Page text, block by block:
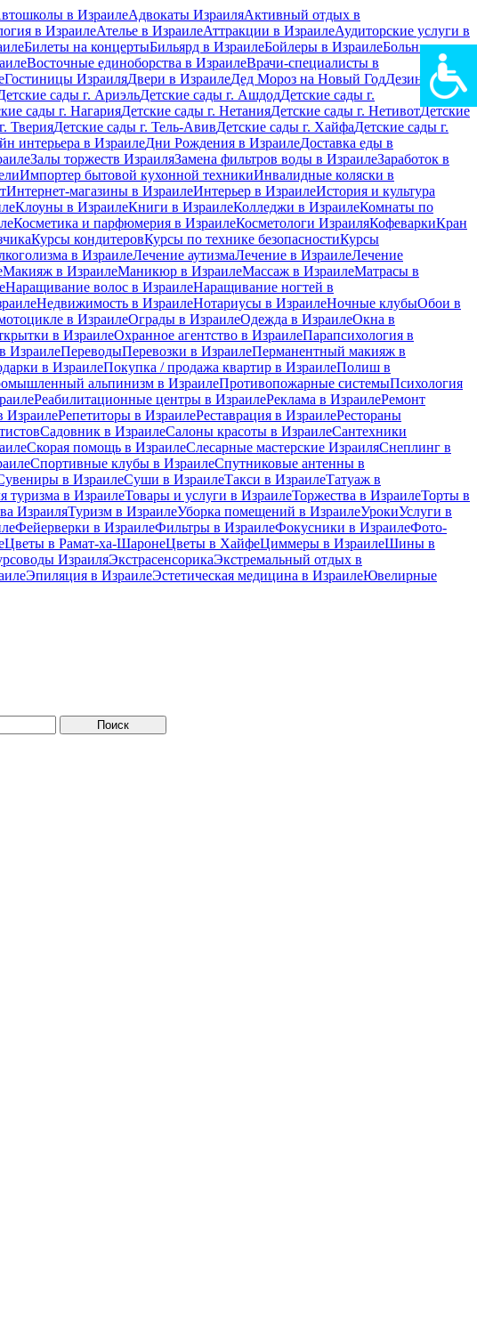
в ИзраилеАдвокаты ИзраиляАктивный отдых в
в ИзраилеАтелье в ИзраилеАттракции в ИзраилеАудиторские услуги в
Билеты на концертыБильярд в ИзраилеБойлеры в ИзраилеБольницы в
Восточные единоборства в ИзраилеВрачи-специалисты в
Гостиницы ИзраиляДвери в ИзраилеДед Мороз на Новый ГодДезинфекция
сады г. АриэльДетские сады г. АшдодДетские сады г.
сады г. НагарияДетские сады г. НетанияДетские сады г. НетивотДетские
ТверияДетские сады г. Тель-АвивДетские сады г. ХайфаДетские сады г.
интерьера в ИзраилеДни Рождения в ИзраилеДоставка еды в
Залы торжеств ИзраиляЗамена фильтров воды в ИзраилеЗаработок в
Импортер бытовой кухонной техникиИнвалидные коляски в
Интернет-магазины в ИзраилеИнтерьер в ИзраилеИстория и культура
Клоуны в ИзраилеКниги в ИзраилеКолледжи в ИзраилеКомнаты по
Косметика и парфюмерия в ИзраилеКосметологи ИзраиляКофеваркиКран
Курсы кондитеровКурсы по технике безопасностиКурсы
в ИзраилеЛечение аутизмаЛечение в ИзраилеЛечение
Макияж в ИзраилеМаникюр в ИзраилеМассаж в ИзраилеМатрасы в
Наращивание волос в ИзраилеНаращивание ногтей в
Недвижимость в ИзраилеНотариусы в ИзраилеНочные клубыОбои в
в ИзраилеОграды в ИзраилеОдежда в ИзраилеОкна в
в ИзраилеОхранное агентство в ИзраилеПарапсихология в
ИзраилеПереводыПеревозки в ИзраилеПерманентный макияж в
в ИзраилеПокупка / продажа квартир в ИзраилеПолиш в
альпинизм в ИзраилеПротивопожарные системыПсихология
Реабилитационные центры в ИзраилеРеклама в ИзраилеРемонт
ИзраилеРепетиторы в ИзраилеРеставрация в ИзраилеРестораны
Садовник в ИзраилеСалоны красоты в ИзраилеСантехники
Скорая помощь в ИзраилеСлесарные мастерские ИзраиляСнеплинг в
Спортивные клубы в ИзраилеСпутниковые антенны в
в ИзраилеСуши в ИзраилеТакси в ИзраилеТатуаж в
туризма в ИзраилеТовары и услуги в ИзраилеТоржества в ИзраилеТорты в
ИзраиляТуризм в ИзраилеУборка помещений в ИзраилеУрокиУслуги в
Фейерверки в ИзраилеФильтры в ИзраилеФокусники в ИзраилеФото-
Цветы в Рамат-ха-ШаронеЦветы в ХайфеЦиммеры в ИзраилеШины в
ИзраиляЭкстрасенсорикаЭкстремальный отдых в
Эпиляция в ИзраилеЭстетическая медицина в ИзраилеЮвелирные